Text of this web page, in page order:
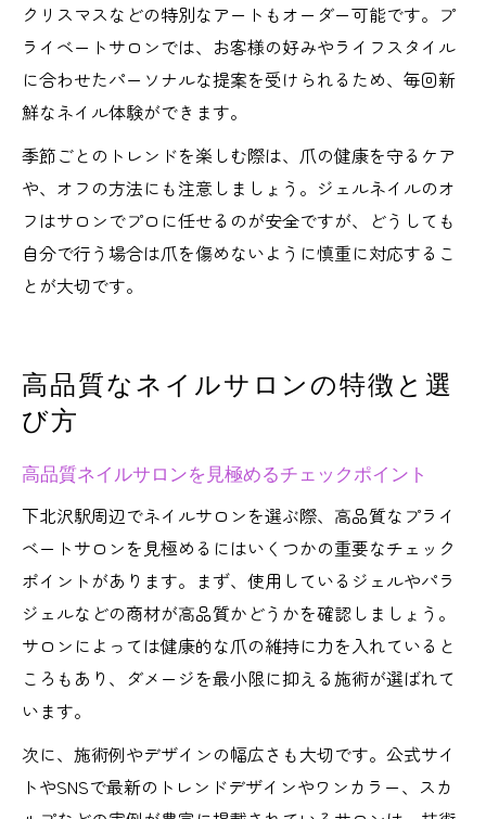
クリスマスなどの特別なアートもオーダー可能です。プ
ライベートサロンでは、お客様の好みやライフスタイル
に合わせたパーソナルな提案を受けられるため、毎回新
鮮なネイル体験ができます。
季節ごとのトレンドを楽しむ際は、爪の健康を守るケア
や、オフの方法にも注意しましょう。ジェルネイルのオ
フはサロンでプロに任せるのが安全ですが、どうしても
自分で行う場合は爪を傷めないように慎重に対応するこ
とが大切です。
高品質なネイルサロンの特徴と選
び方
高品質ネイルサロンを見極めるチェックポイント
下北沢駅周辺でネイルサロンを選ぶ際、高品質なプライ
ベートサロンを見極めるにはいくつかの重要なチェック
ポイントがあります。まず、使用しているジェルやパラ
ジェルなどの商材が高品質かどうかを確認しましょう。
サロンによっては健康的な爪の維持に力を入れていると
ころもあり、ダメージを最小限に抑える施術が選ばれて
います。
次に、施術例やデザインの幅広さも大切です。公式サイ
トやSNSで最新のトレンドデザインやワンカラー、スカ